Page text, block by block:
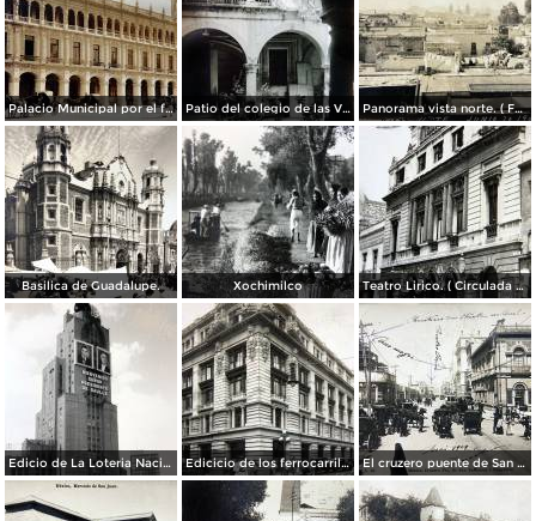
Palacio Municipal por el fotografo Hugo Brehme.. Patio del colegio de las Vizcainas por el fotografo Hugo Brehme. Panorama vista norte. ( Fechada el 20 de Junio de 1905 ).
Basilica de Guadalupe. Xochimilco Teatro Lirico. ( Circulada el 1 de Agosto de 1926 ).
Edicio de La Loteria Nacional Ciudad de México Abril de 1964 Edicicio de los ferrocarriles. El cruzero puente de San Francisco y Guardiola por el fotografo Felix Miret.